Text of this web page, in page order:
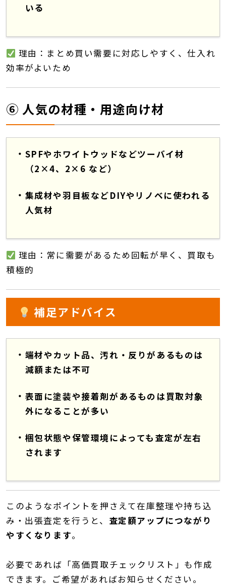
いる
理由：まとめ買い需要に対応しやすく、仕入れ
効率がよいため
⑥ 人気の材種・用途向け材
SPFやホワイトウッドなどツーバイ材
（2×4、2×6 など）
集成材や羽目板などDIYやリノベに使われる
人気材
理由：常に需要があるため回転が早く、買取も
積極的
補足アドバイス
端材やカット品、汚れ・反りがあるものは
減額または不可
表面に塗装や接着剤があるものは買取対象
外になることが多い
梱包状態や保管環境によっても査定が左右
されます
このようなポイントを押さえて在庫整理や持ち込
み・出張査定を行うと、 査定額アップにつながり
やすくなります。
必要であれば「高価買取チェックリスト」も作成
できます。ご希望があればお知らせください。